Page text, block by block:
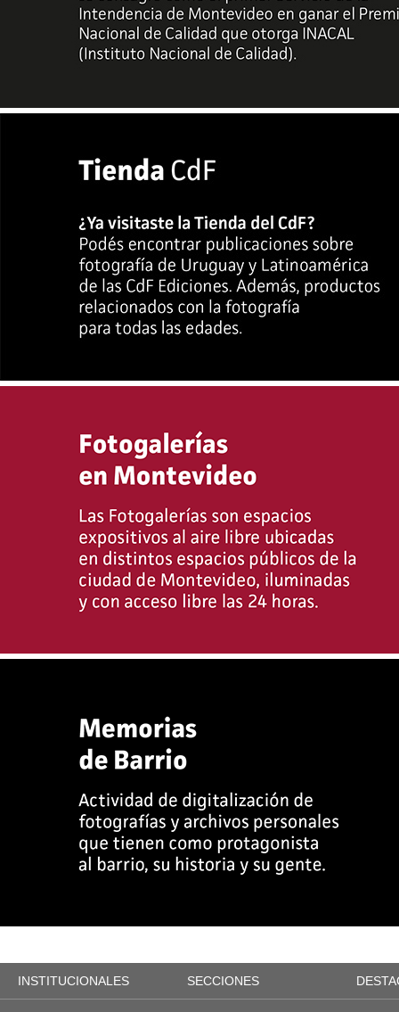
INSTITUCIONALES SECCIONES